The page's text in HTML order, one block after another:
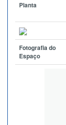
Planta
Fotografia do
Espaço